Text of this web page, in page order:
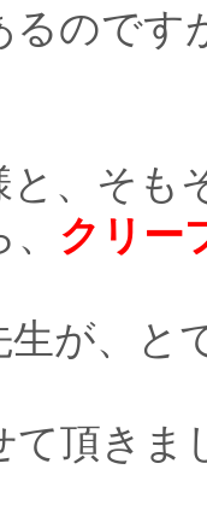
るのです
と、そも
クリー
生が、と
て頂きま